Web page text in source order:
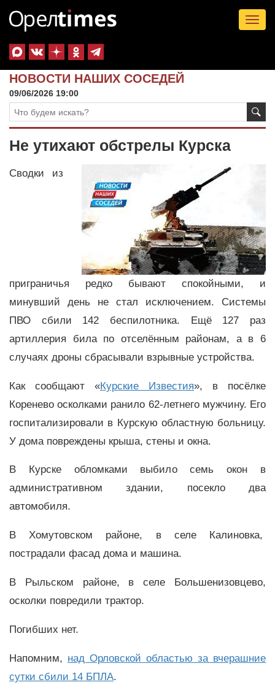
НОВОСТИ НАШИХ СОСЕДЕЙ
09/06/2026 19:00
Не утихают обстрелы Курска
Сводки из
приграничья редко бывают спокойными, и
минувший день не стал исключением. Системы
ПВО сбили 142 беспилотника. Ещё 127 раз
артиллерия била по отселённым районам, а в 6
случаях дроны сбрасывали взрывные устройства.
Как сообщают «Курские Известия», в посёлке
Коренево осколками ранило 62-летнего мужчину. Его
госпитализировали в Курскую областную больницу.
У дома повреждены крыша, стены и окна.
В Курске обломками выбило семь окон в
административном здании, посекло два
автомобиля.
В Хомутовском районе, в селе Калиновка,
пострадали фасад дома и машина.
В Рыльском районе, в селе Большенизовцево,
осколки повредили трактор.
Погибших нет.
Напомним, над Орловской областью за вчерашние
сутки сбили 14 БПЛА.